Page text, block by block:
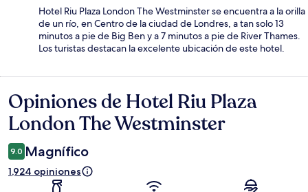
Hotel Riu Plaza London The Westminster se encuentra a la orilla
de un río, en Centro de la ciudad de Londres, a tan solo 13
minutos a pie de Big Ben y a 7 minutos a pie de River Thames.
Los turistas destacan la excelente ubicación de este hotel.
Opiniones
Opiniones de Hotel Riu Plaza
London The Westminster
9.0 Magnífico
1,924 opiniones